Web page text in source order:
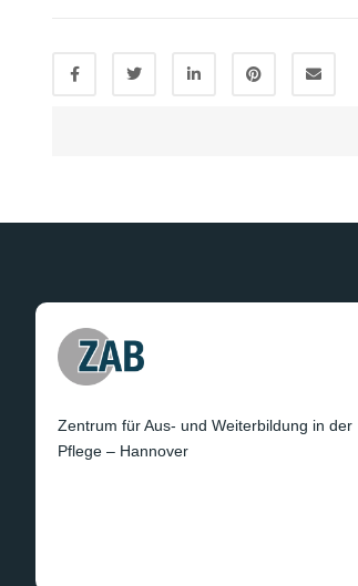
Zentrum für Aus- und Weiterbildung in der
Pflege – Hannover